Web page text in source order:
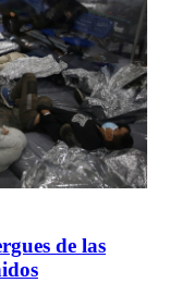
de las